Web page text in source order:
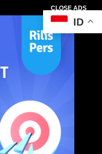
CLOSE ADS
ID